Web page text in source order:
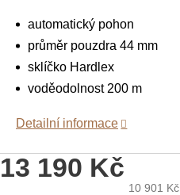
13 190 Kč
10 901 Kč
automatický pohon
průměr pouzdra 44 mm
sklíčko Hardlex
voděodolnost 200 m
Detailní informace